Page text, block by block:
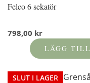
Felco 6 sekatör
798,00 kr
LÄGG TILL
SLUT I LAGER